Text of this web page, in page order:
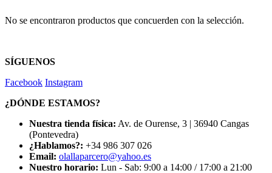
No se encontraron productos que concuerden con la selección.
SÍGUENOS
Facebook Instagram
¿DÓNDE ESTAMOS?
Nuestra tienda física: Av. de Ourense, 3 | 36940 Cangas
(Pontevedra)
¿Hablamos?: +34 986 307 026
Email: olallaparcero@yahoo.es
Nuestro horario: Lun - Sab: 9:00 a 14:00 / 17:00 a 21:00